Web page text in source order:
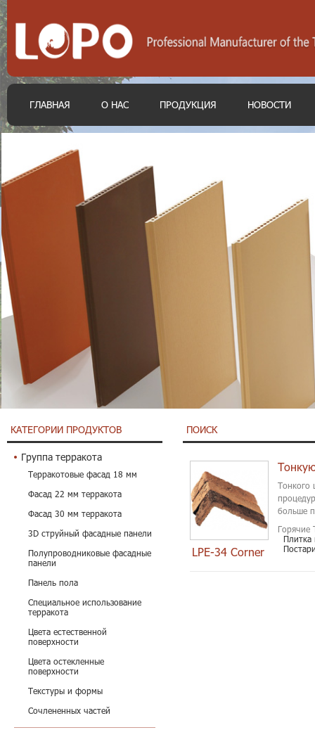
ГЛАВНАЯ О НАС ПРОДУКЦИЯ НОВОСТИ
КАТЕГОРИИ ПРОДУКТОВ
Группа терракота
Терракотовые фасад 18 мм
Фасад 22 мм терракота
Фасад 30 мм терракота
3D струйный фасадные панели
Полупроводниковые фасадные
панели
Панель пола
Специальное использование
терракота
Цвета естественной
поверхности
Цвета остекленные
поверхности
Текстуры и формы
Сочлененных частей
ПОИСК
LPE-34 Corner
Тонкого
больше
Горячие
Плитка